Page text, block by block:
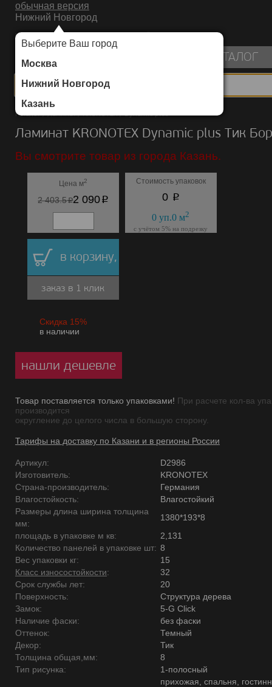
обычная версия
Нижний Новгород
Выберите Ваш город
Москва
Нижний Новгород
Казань
ИНТЕРНЕТ-МАГАЗИН НАПОЛЬНЫХ ПОКРЫТИЙ
КАТАЛОГ
Каталог/Ламинат/KRONOTEX/Dynamic plus
Ламинат KRONOTEX Dynamic plus Тик
Вы смотрите товар из города Казань.
Цена м2
2 403.5p2 090p
Стоимость упаковок
0 p
0 уп.0 м2
с учётом 5% на подрезку
в корзину,
заказ в 1 клик
Скидка 15%
в наличии
нашли дешевле
Товар поставляется только упаковками! При расчете кол-ва
производится
округление до целого числа в большую сторону.
Тарифы на доставку по Казани и в регионы России
Артикул:
D2986
Изготовитель:
KRONOTEX
Страна-производитель:
Германия
Влагостойкость:
Влагостойкий
Размеры длина ширина толщина
мм:
1380*193*8
площадь в упаковке м кв:
2,131
Количество панелей в упаковке шт: 8
Вес упаковки кг:
15
Класс износостойкости:
32
Срок службы лет:
20
Поверхность:
Структура дерева
Замок:
5-G Click
Наличие фаски:
без фаски
Оттенок:
Темный
Декор:
Тик
Толщина общая,мм:
8
Тип рисунка:
1-полосный
прихожая, спальня,